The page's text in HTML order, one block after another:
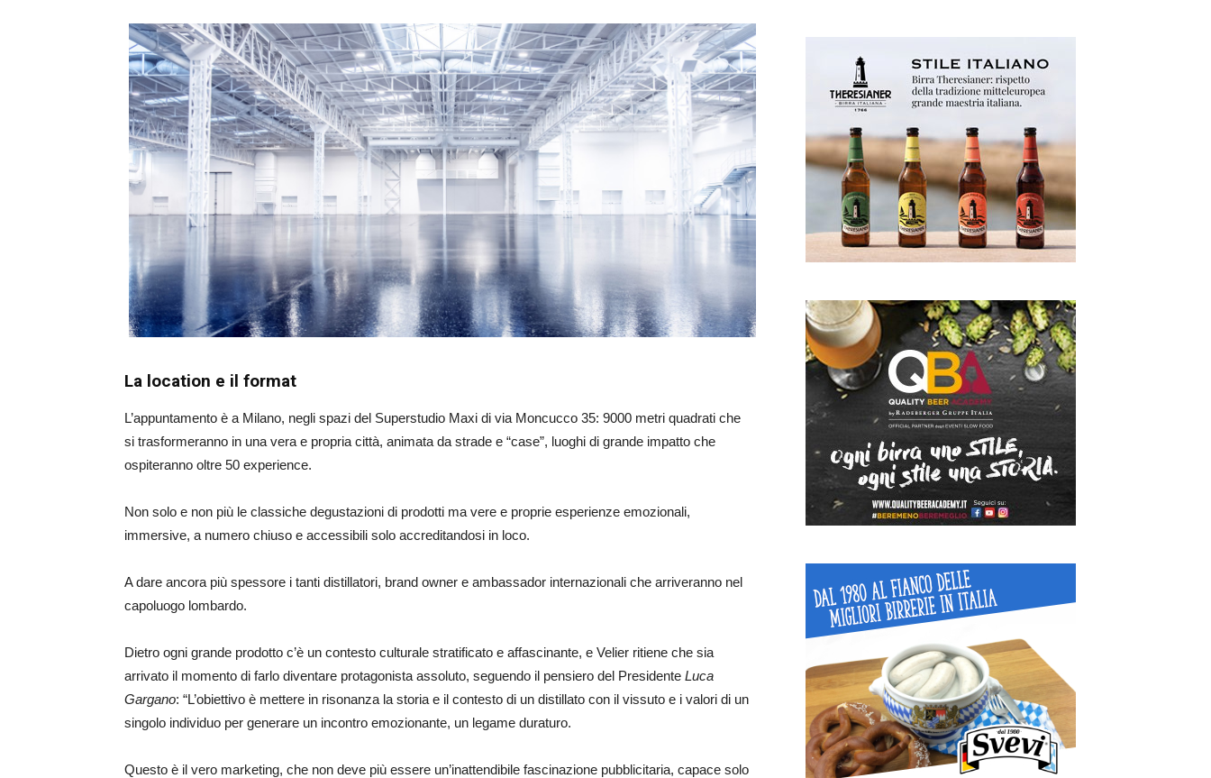
La location e il format
L’appuntamento è a Milano, negli spazi del Superstudio Maxi di via Moncucco 35: 9000 metri quadrati che
si trasformeranno in una vera e propria città, animata da strade e “case”, luoghi di grande impatto che
ospiteranno oltre 50 experience.
Non solo e non più le classiche degustazioni di prodotti ma vere e proprie esperienze emozionali,
immersive, a numero chiuso e accessibili solo accreditandosi in loco.
A dare ancora più spessore i tanti distillatori, brand owner e ambassador internazionali che arriveranno nel
capoluogo lombardo.
Dietro ogni grande prodotto c’è un contesto culturale stratificato e affascinante, e Velier ritiene che sia
arrivato il momento di farlo diventare protagonista assoluto, seguendo il pensiero del Presidente Luca
Gargano: “L’obiettivo è mettere in risonanza la storia e il contesto di un distillato con il vissuto e i valori di un
singolo individuo per generare un incontro emozionante, un legame duraturo.
Questo è il vero marketing, che non deve più essere un’inattendibile fascinazione pubblicitaria, capace solo